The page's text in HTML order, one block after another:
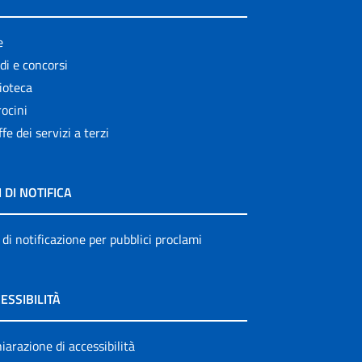
e concorsi
dei servizi a terzi
DI NOTIFICA
notificazione per pubblici proclami
di accessibilità